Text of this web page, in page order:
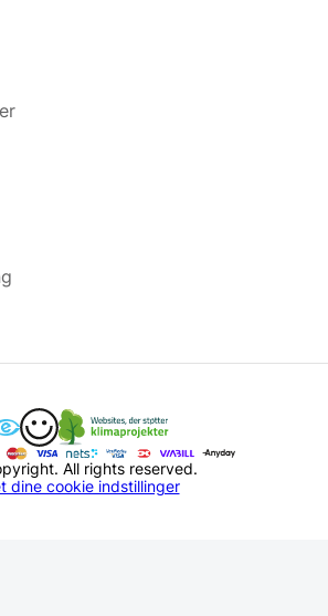
All rights reserved.
dine cookie indstillinger